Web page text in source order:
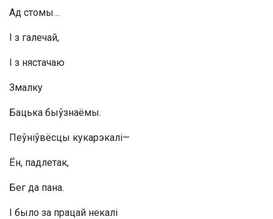
Ад стомы…
I з галечай,
I з нястачаю
Змалку
Бацька быўзнаёмы.
Пеўніўвёсцы кукарэкалі—
Ён, падлетак,
Бег да пана.
I было за працай некалі